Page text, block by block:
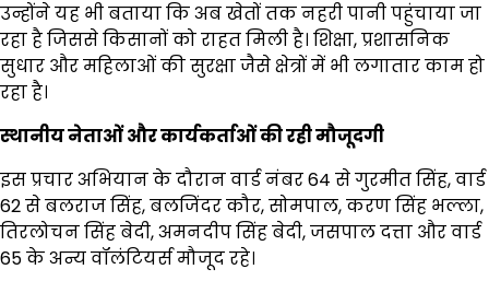
उन्होंने यह भी बताया कि अब खेतों तक नहरी पानी पहुंचाया जा
रहा है जिससे किसानों को राहत मिली है। शिक्षा, प्रशासनिक
सुधार और महिलाओं की सुरक्षा जैसे क्षेत्रों में भी लगातार काम हो
रहा है।
स्थानीय नेताओं और कार्यकर्ताओं की रही मौजूदगी
इस प्रचार अभियान के दौरान वार्ड नंबर 64 से गुरमीत सिंह, वार्ड
62 से बलराज सिंह, बलजिंदर कौर, सोमपाल, करण सिंह भल्ला,
तिरलोचन सिंह बेदी, अमनदीप सिंह बेदी, जसपाल दत्ता और वार्ड
65 के अन्य वॉलंटियर्स मौजूद रहे।